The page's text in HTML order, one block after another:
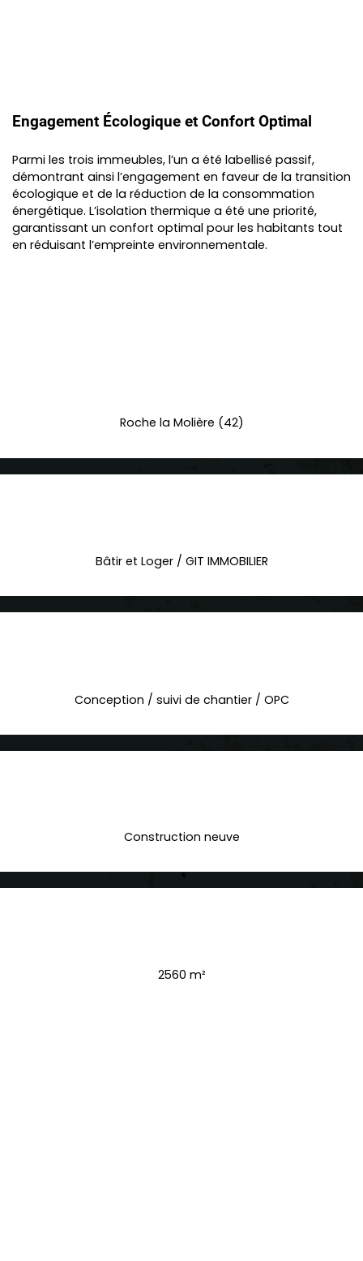
Engagement Écologique et Confort Optimal
Parmi les trois immeubles, l’un a été labellisé passif,
démontrant ainsi l’engagement en faveur de la transition
écologique et de la réduction de la consommation
énergétique. L’isolation thermique a été une priorité,
garantissant un confort optimal pour les habitants tout
en réduisant l’empreinte environnementale.
Roche la Molière (42)
Bâtir et Loger / GIT IMMOBILIER
Conception / suivi de chantier / OPC
Construction neuve
2560 m²